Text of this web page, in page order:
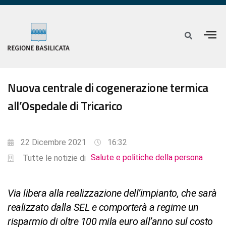
Nuova centrale di cogenerazione termica
all’Ospedale di Tricarico
22 Dicembre 2021
16:32
Tutte le notizie di Salute e politiche della persona
Via libera alla realizzazione dell’impianto, che sarà
realizzato dalla SEL e comporterà a regime un
risparmio di oltre 100 mila euro all’anno sul costo